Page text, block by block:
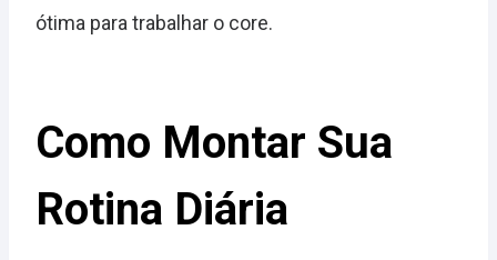
ótima para trabalhar o core.
Como Montar Sua
Rotina Diária